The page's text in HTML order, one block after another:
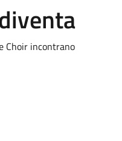
Choir incontrano